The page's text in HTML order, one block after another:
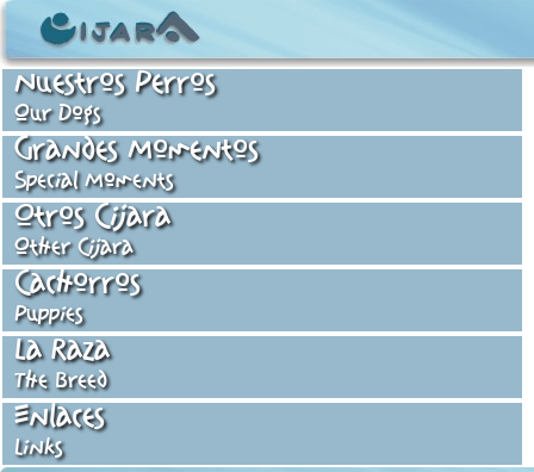
Nuestros Perros
Our Dogs
Grandes Momentos
Special Moments
Otros Cijara
Other Cijara
Cachorros
Puppies
La Raza
The Breed
Enlaces
Links